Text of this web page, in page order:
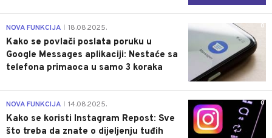
0
NOVA FUNKCIJA 18.08.2025.
Kako se povlači poslata poruku u
Google Messages aplikaciji: Nestaće sa
telefona primaoca u samo 3 koraka
0
NOVA FUNKCIJA 14.08.2025.
Kako se koristi Instagram Repost: Sve
što treba da znate o dijeljenju tuđih